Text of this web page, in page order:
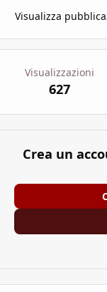
Visualizza
Visualizzazioni
627
Crea un